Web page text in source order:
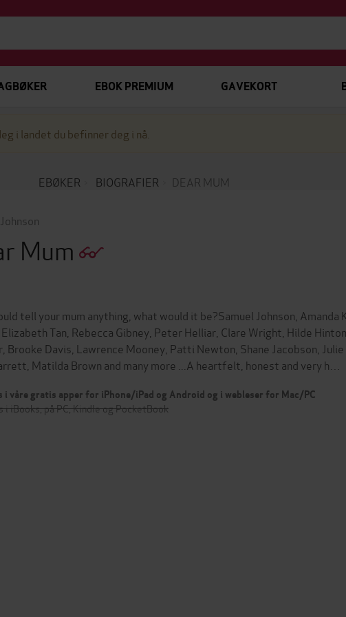
EBOK PREMIUM GAVEKORT
i landet du befinner deg i nå.
EBØKER BIOGRAFIER DEAR MUM
Mum
tell your mum anything, what would it be?Samuel Johnson, Amanda
Tan, Rebecca Gibney, Peter Helliar, Clare Wright, Hilde
Brooke Davis, Lawrence Mooney, Patti Newton, Shane Jacobson,
Matilda Brown and many more ...A heartfelt, honest and very h…
i våre gratis apper for iPhone/iPad og Android og i webleser for Mac/PC
i iBooks, på PC, Kindle og PocketBook